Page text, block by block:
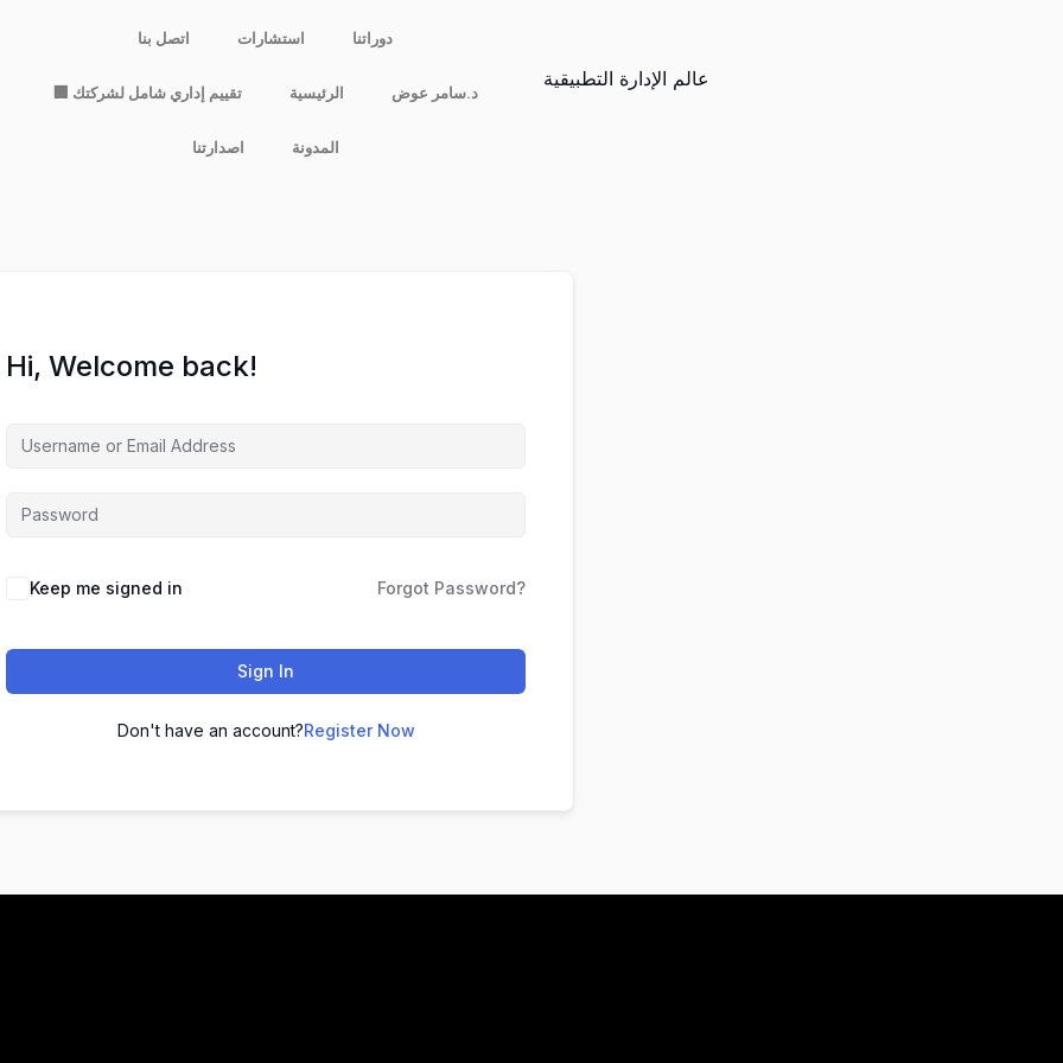
اتصل بنا استشارات دوراتنا
🏢 تقييم إداري شامل لشركتك الرئيسية د.سامر عوض
اصدارتنا المدونة
عالم الإدارة التطبيقية
Hi, Welcome back!
Keep me signed in Forgot Password?
Sign In
Don't have an account?Register Now